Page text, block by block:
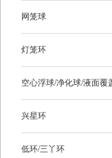
网笼球
灯笼环
空心浮球/净化球/液面覆
兴星环
低环/三丫环